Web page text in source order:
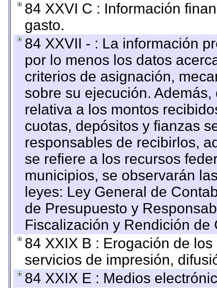
84 XXVI C : Información
gasto.
84 XXVII - : La información
por lo menos los datos
criterios de asignación,
sobre su ejecución.
relativa a los montos
cuotas, depósitos y fianzas
responsables de recibirlos,
se refiere a los recursos
municipios, se observarán
leyes: Ley General de
de Presupuesto y
Fiscalización y Rendición
84 XXIX B : Erogación de
servicios de impresión,
84 XXIX E : Medios